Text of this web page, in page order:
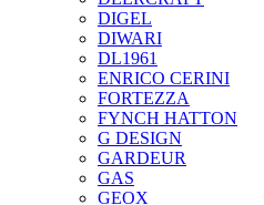
DIGEL
DIWARI
DL1961
ENRICO CERINI
FORTEZZA
FYNCH HATTON
G DESIGN
GARDEUR
GAS
GEOX